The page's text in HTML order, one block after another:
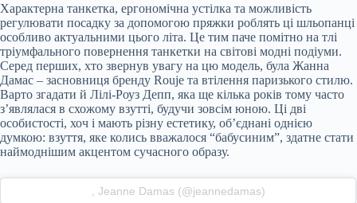
Характерна танкетка, ергономічна устілка та можливість
регулювати посадку за допомогою пряжки роблять ці шльопанці
особливо актуальними цього літа. Це тим паче помітно на тлі
тріумфального повернення танкетки на світові модні подіуми.
Серед перших, хто звернув увагу на цю модель, була Жанна
Дамас – засновниця бренду Rouje та втілення паризького стилю.
Варто згадати й Лілі-Роуз Депп, яка ще кілька років тому часто
з’являлася в схожому взутті, будучи зовсім юною. Ці дві
особистості, хоч і мають різну естетику, об’єднані однією
думкою: взуття, яке колись вважалося “бабусиним”, здатне стати
наймоднішим акцентом сучасного образу.
, Jeanne Damas (@jeannedamas)